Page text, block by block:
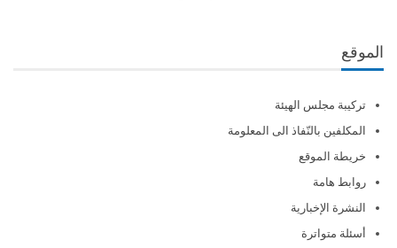
الموقع
تركيبة مجلس الهيئة
المكلفين بالنّفاذ الى المعلومة
خريطة الموقع
روابط هامة
النشرة الإخبارية
أسئلة متواترة